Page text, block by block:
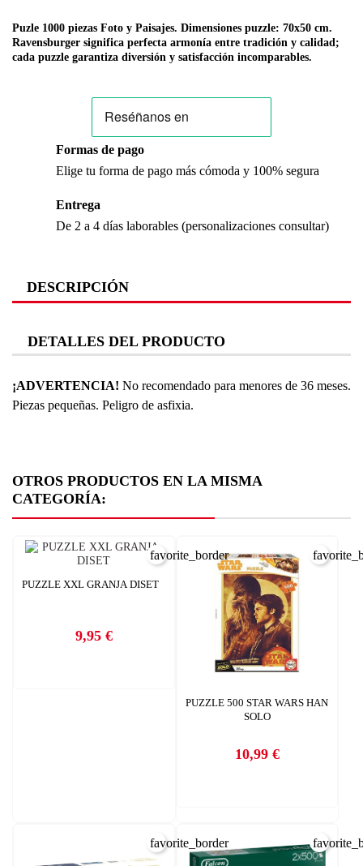
Puzle 1000 piezas Foto y Paisajes. Dimensiones puzzle: 70x50 cm.
Ravensburger significa perfecta armonía entre tradición y calidad;
cada puzzle garantiza diversión y satisfacción incomparables.
Formas de pago
Elige tu forma de pago más cómoda y 100% segura
Entrega
De 2 a 4 días laborables (personalizaciones consultar)
DESCRIPCIÓN
DETALLES DEL PRODUCTO
¡ADVERTENCIA! No recomendado para menores de 36 meses.
Piezas pequeñas. Peligro de asfixia.
OTROS PRODUCTOS EN LA MISMA
CATEGORÍA:
PUZZLE XXL GRANJA DISET
Precio
9,95 €
favorite_border
PUZZLE 500 STAR WARS HAN
SOLO
Precio
10,99 €
favorite_border